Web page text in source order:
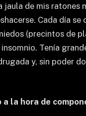
jaula de mis
Cada día
(precintos de
Tenía
y, sin poder
la hora de